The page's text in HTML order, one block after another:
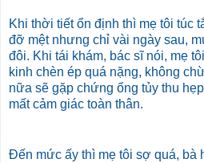
Khi thời tiết ổn định thì mẹ tôi túc
đỡ mệt nhưng chỉ vài ngày sau,
đôi. Khi tái khám, bác sĩ nói, mẹ
kinh chèn ép quá nặng, không
nữa sẽ gặp chứng ống tủy thu
mất cảm giác toàn thân.
Đến mức ấy thì mẹ tôi sợ quá, bà